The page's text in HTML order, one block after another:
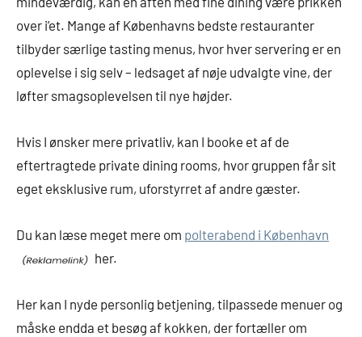
over i’et. Mange af Københavns bedste restauranter
tilbyder særlige tasting menus, hvor hver servering er en
oplevelse i sig selv – ledsaget af nøje udvalgte vine, der
løfter smagsoplevelsen til nye højder.
Hvis I ønsker mere privatliv, kan I booke et af de
eftertragtede private dining rooms, hvor gruppen får sit
eget eksklusive rum, uforstyrret af andre gæster.
Du kan læse meget mere om polterabend i København
her.
Her kan I nyde personlig betjening, tilpassede menuer og
måske endda et besøg af kokken, der fortæller om